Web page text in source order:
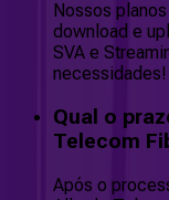
Nossos
download e
SVA e
necessidades!
Qual o
Telecom
Após o